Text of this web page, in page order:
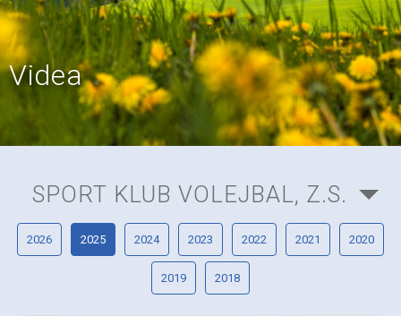
Videa
SPORT KLUB VOLEJBAL, Z.S.
2026 2025 2024 2023 2022 2021 2020
2019 2018